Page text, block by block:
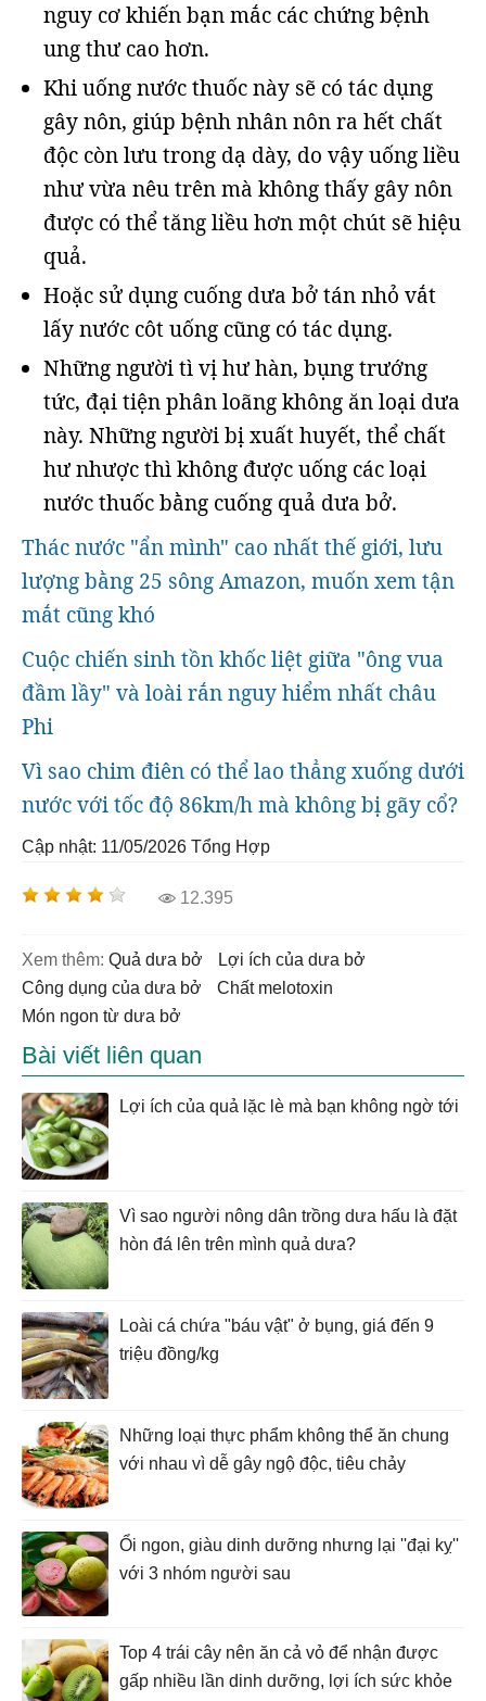
nguy cơ khiến bạn mắc các chứng bệnh
ung thư cao hơn.
Khi uống nước thuốc này sẽ có tác dụng
gây nôn, giúp bệnh nhân nôn ra hết chất
độc còn lưu trong dạ dày, do vậy uống liều
như vừa nêu trên mà không thấy gây nôn
được có thể tăng liều hơn một chút sẽ hiệu
quả.
Hoặc sử dụng cuống dưa bở tán nhỏ vắt
lấy nước côt uống cũng có tác dụng.
Những người tì vị hư hàn, bụng trướng
tức, đại tiện phân loãng không ăn loại dưa
này. Những người bị xuất huyết, thể chất
hư nhược thì không được uống các loại
nước thuốc bằng cuống quả dưa bở.
Thác nước "ẩn mình" cao nhất thế giới, lưu
lượng bằng 25 sông Amazon, muốn xem tận
mắt cũng khó
Cuộc chiến sinh tồn khốc liệt giữa "ông vua
đầm lầy" và loài rắn nguy hiểm nhất châu
Phi
Vì sao chim điên có thể lao thẳng xuống dưới
nước với tốc độ 86km/h mà không bị gãy cổ?
Cập nhật: 11/05/2026 Tổng Hợp
12.395
Xem thêm: quả dưa bở
lợi ích của dưa bở
công dụng của dưa bở
chất melotoxin
món ngon từ dưa bở
Bài viết liên quan
Lợi ích của quả lặc lè mà bạn không ngờ tới
Vì sao người nông dân trồng dưa hấu là đặt
hòn đá lên trên mình quả dưa?
Loài cá chứa "báu vật" ở bụng, giá đến 9
triệu đồng/kg
Những loại thực phẩm không thể ăn chung
với nhau vì dễ gây ngộ độc, tiêu chảy
Ổi ngon, giàu dinh dưỡng nhưng lại ''đại kỵ''
với 3 nhóm người sau
Top 4 trái cây nên ăn cả vỏ để nhận được
gấp nhiều lần dinh dưỡng, lợi ích sức khỏe